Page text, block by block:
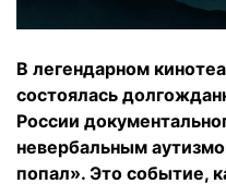
В легендарном
состоялась
России
невербальным
попал». Это событие,